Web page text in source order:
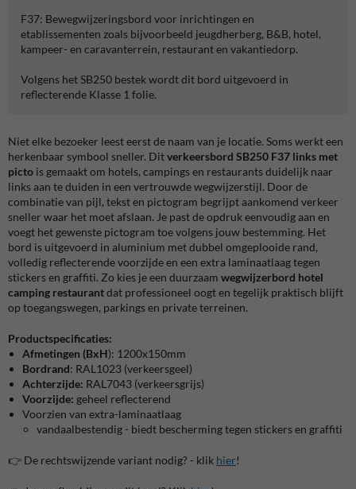
F37: Bewegwijzeringsbord voor inrichtingen en
etablissementen zoals bijvoorbeeld jeugdherberg, B&B, hotel,
kampeer- en caravanterrein, restaurant en vakantiedorp.
Volgens het SB250 bestek wordt dit bord uitgevoerd in
reflecterende Klasse 1 folie.
Niet elke bezoeker leest eerst de naam van je locatie. Soms werkt een
herkenbaar symbool sneller. Ditverkeersbord SB250 F37 links met
picto is gemaakt om hotels, campings en restaurants duidelijk naar
links aan te duiden in een vertrouwde wegwijzerstijl. Door de
combinatie van pijl, tekst en pictogram begrijpt aankomend verkeer
sneller waar het moet afslaan. Je past de opdruk eenvoudig aan en
voegt het gewenste pictogram toe volgens jouw bestemming. Het
bord is uitgevoerd in aluminium met dubbel omgeplooide rand,
volledig reflecterende voorzijde en een extra laminaatlaag tegen
stickers en graffiti. Zo kies je een duurzaam wegwijzerbord hotel
camping restaurantdat professioneel oogt en tegelijk praktisch blijft
op toegangswegen, parkings en private terreinen.
Productspecificaties:
Afmetingen (BxH): 1200x150mm
Bordrand: RAL1023 (verkeersgeel)
Achterzijde: RAL7043 (verkeersgrijs)
Voorzijde: geheel reflecterend
Voorzien van extra-laminaatlaag
vandaalbestendig - biedt bescherming tegen stickers en graffiti
👉 De rechtswijzende variant nodig? - klik hier!